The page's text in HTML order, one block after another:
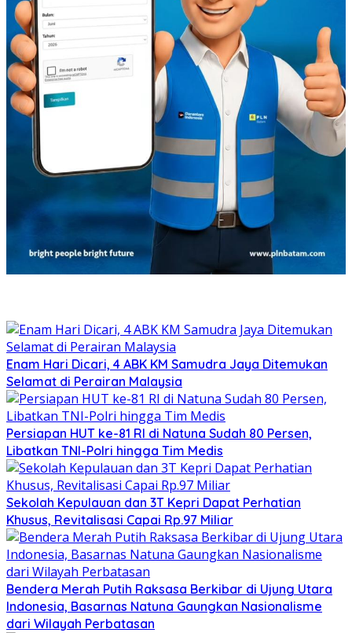
Enam Hari Dicari, 4 ABK KM Samudra Jaya Ditemukan
Selamat di Perairan Malaysia
Persiapan HUT ke-81 RI di Natuna Sudah 80 Persen,
Libatkan TNI-Polri hingga Tim Medis
Sekolah Kepulauan dan 3T Kepri Dapat Perhatian
Khusus, Revitalisasi Capai Rp.97 Miliar
Bendera Merah Putih Raksasa Berkibar di Ujung Utara
Indonesia, Basarnas Natuna Gaungkan Nasionalisme
dari Wilayah Perbatasan